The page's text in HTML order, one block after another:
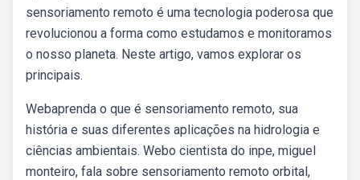
sensoriamento remoto é uma tecnologia poderosa que
revolucionou a forma como estudamos e monitoramos
o nosso planeta. Neste artigo, vamos explorar os
principais.
Webaprenda o que é sensoriamento remoto, sua
história e suas diferentes aplicações na hidrologia e
ciências ambientais. Webo cientista do inpe, miguel
monteiro, fala sobre sensoriamento remoto orbital,